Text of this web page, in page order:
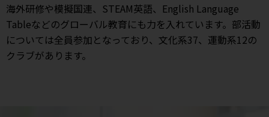
海外研修や模擬国連、STEAM英語、English Language
Tableなどのグローバル教育にも力を入れています。部活動
については全員参加となっており、文化系37、運動系12の
クラブがあります。